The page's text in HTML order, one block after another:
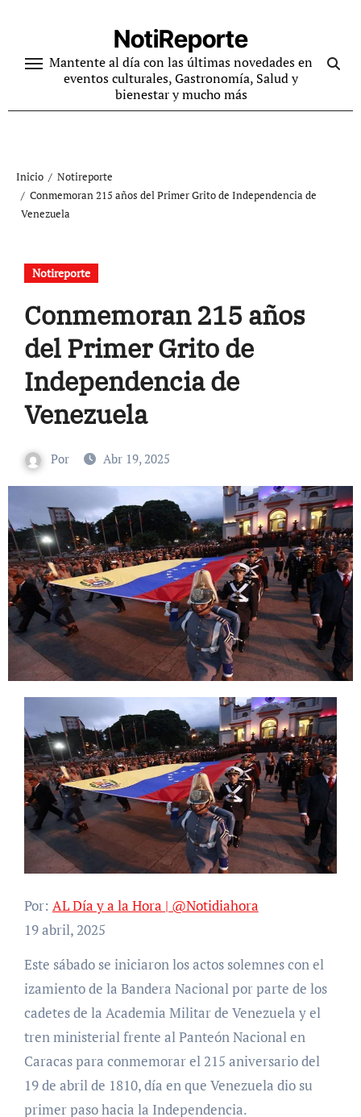
contenido
NotiReporte
Mantente al día con las últimas novedades en
eventos culturales, Gastronomía, Salud y
bienestar y mucho más
Inicio
Notireporte
Conmemoran 215 años del Primer Grito de Independencia de
Venezuela
Notireporte
Conmemoran 215 años
del Primer Grito de
Independencia de
Venezuela
Por Abr 19, 2025
Por: AL Día y a la Hora | @Notidiahora
19 abril, 2025
Este sábado se iniciaron los actos solemnes con el
izamiento de la Bandera Nacional por parte de los
cadetes de la Academia Militar de Venezuela y el
tren ministerial frente al Panteón Nacional en
Caracas para conmemorar el 215 aniversario del
19 de abril de 1810, día en que Venezuela dio su
primer paso hacia la Independencia.